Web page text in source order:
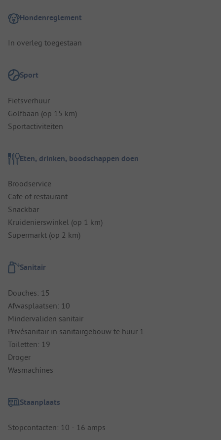
Hondenreglement
In overleg toegestaan
Sport
Fietsverhuur
Golfbaan (op 15 km)
Sportactiviteiten
Eten, drinken, boodschappen doen
Broodservice
Cafe of restaurant
Snackbar
Kruidenierswinkel (op 1 km)
Supermarkt (op 2 km)
Sanitair
Douches: 15
Afwasplaatsen: 10
Mindervaliden sanitair
Privésanitair in sanitairgebouw te huur 1
Toiletten: 19
Droger
Wasmachines
Staanplaats
Stopcontacten: 10 - 16 amps